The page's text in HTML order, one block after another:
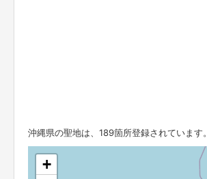
沖縄県の聖地は、189箇所登録されています。
+